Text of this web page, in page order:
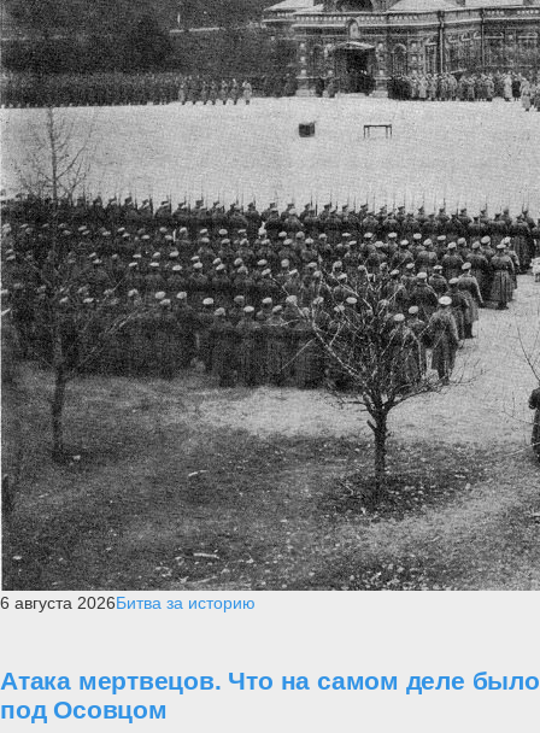
6 августа 2026Битва за историю
Атака мертвецов. Что на самом деле было
под Осовцом